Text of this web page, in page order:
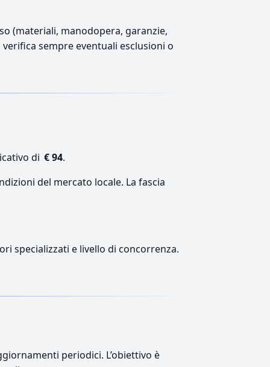
(materiali, manodopera, garanzie,
sempre eventuali esclusioni o
di € 94.
del mercato locale. La fascia
specializzati e livello di concorrenza.
periodici. L’obiettivo è